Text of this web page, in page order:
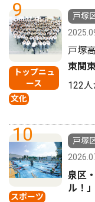
9
トップニュ
ース
文化
戸塚
戸塚
東関
122
10
スポーツ
戸塚
泉区
ル！